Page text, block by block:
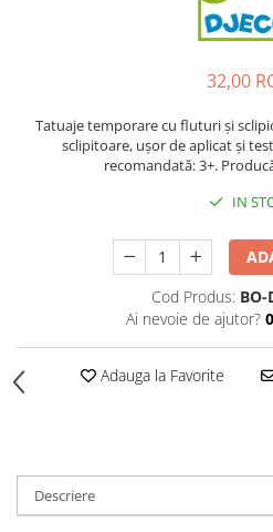
32,00
Tatuaje temporare cu fluturi și
sclipitoare, ușor de aplicat și
recomandată: 3+.
IN
Cod Produs: BO-
Ai nevoie de ajutor?
Adauga la Favorite
Descriere